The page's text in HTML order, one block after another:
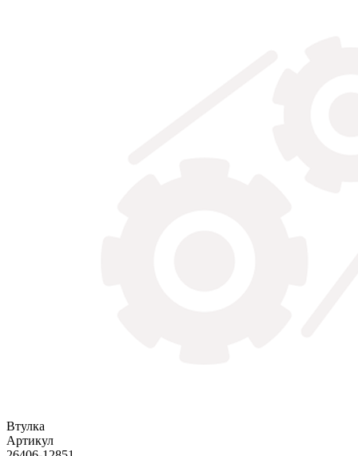
Втулка
Артикул